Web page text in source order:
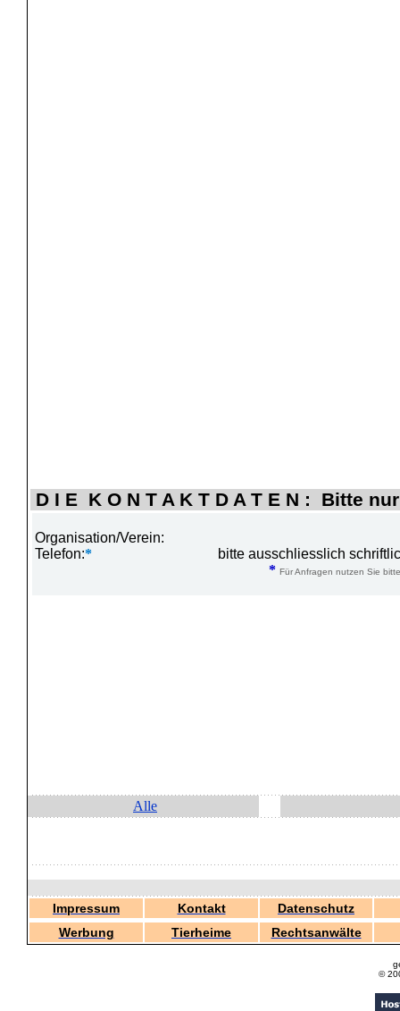
D I E K O N T A K T D A T E N : Bitte
Organisation/Verein:
Telefon:*
bitte ausschliesslich
* Für Anfragen nutzen Sie
Alle
Impressum Kontakt
Datenschutz
Werbung
Tierheime Rechtsanwälte
©